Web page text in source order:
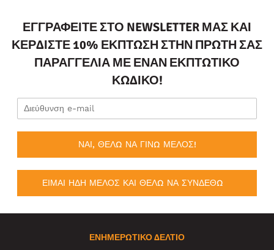
ΕΓΓΡΑΦΕΊΤΕ ΣΤΟ NEWSLETTER ΜΑΣ ΚΑΙ
ΚΕΡΔΊΣΤΕ 10% ΈΚΠΤΩΣΗ ΣΤΗΝ ΠΡΏΤΗ ΣΑΣ
ΠΑΡΑΓΓΕΛΊΑ ΜΕ ΈΝΑΝ ΕΚΠΤΩΤΙΚΌ
ΚΩΔΙΚΌ!
ΝΑΙ, ΘΕΛΩ ΝΑ ΓΙΝΩ ΜΕΛΟΣ!
ΕΙΜΑΙ ΗΔΗ ΜΕΛΟΣ ΚΑΙ ΘΕΛΩ ΝΑ ΣΥΝΔΕΘΩ
ΕΝΗΜΕΡΩΤΙΚΌ ΔΕΛΤΊΟ